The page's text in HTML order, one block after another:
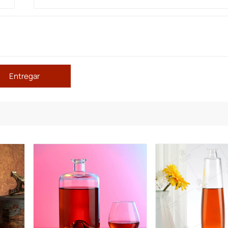
Entregar